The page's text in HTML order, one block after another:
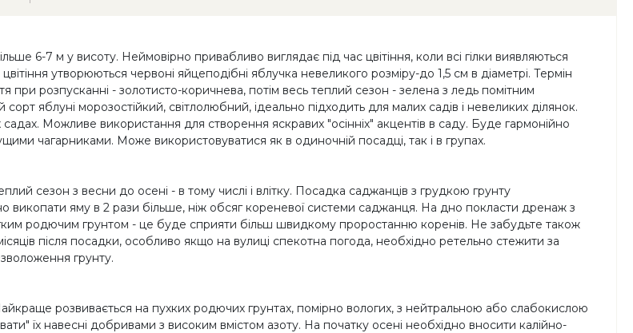
6-7 м у висоту. Неймовірно привабливо виглядає під час цвітіння, коли всі гілки виявляються
утворюються червоні яйцеподібні яблучка невеликого розміру-до 1,5 см в діаметрі. Термін
розпусканні - золотисто-коричнева, потім весь теплий сезон - зелена з ледь помітним
яблуні морозостійкий, світлолюбний, ідеально підходить для малих садів і невеликих ділянок.
Можливе використання для створення яскравих "осінніх" акцентів в саду. Буде гармонійно
чагарниками. Може використовуватися як в одиночній посадці, так і в групах.
сезон з весни до осені - в тому числі і влітку. Посадка саджанців з грудкою грунту
викопати яму в 2 рази більше, ніж обсяг кореневої системи саджанця. На дно покласти дренаж з
родючим грунтом - це буде сприяти більш швидкому проростанню коренів. Не забудьте також
після посадки, особливо якщо на вулиці спекотна погода, необхідно ретельно стежити за
грунту.
розвивається на пухких родючих грунтах, помірно вологих, з нейтральною або слабокислою
їх навесні добривами з високим вмістом азоту. На початку осені необхідно вносити калійно-